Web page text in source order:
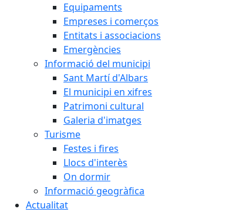
Equipaments
Empreses i comerços
Entitats i associacions
Emergències
Informació del municipi
Sant Martí d'Albars
El municipi en xifres
Patrimoni cultural
Galeria d'imatges
Turisme
Festes i fires
Llocs d'interès
On dormir
Informació geogràfica
Actualitat